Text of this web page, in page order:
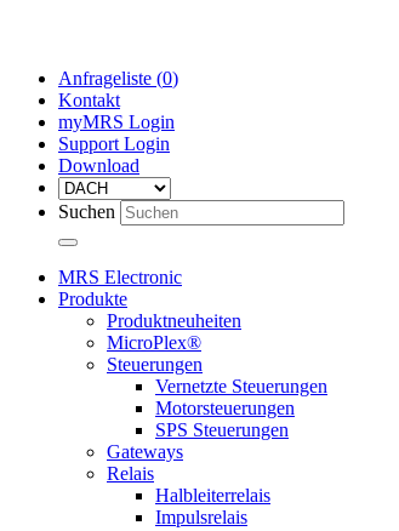
Anfrageliste (0)
Kontakt
myMRS Login
Support Login
Download
Suchen
MRS Electronic
Produkte
Produktneuheiten
MicroPlex®
Steuerungen
Vernetzte Steuerungen
Motorsteuerungen
SPS Steuerungen
Gateways
Relais
Halbleiterrelais
Impulsrelais